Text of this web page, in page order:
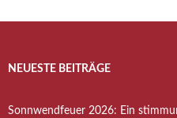
NEUESTE BEITRÄGE
Sonnwendfeuer 2026: Ein